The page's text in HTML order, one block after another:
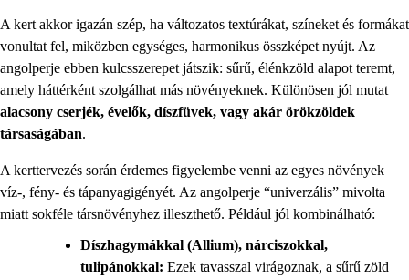
A kert akkor igazán szép, ha változatos textúrákat, színeket és formákat
vonultat fel, miközben egységes, harmonikus összképet nyújt. Az
angolperje ebben kulcsszerepet játszik: sűrű, élénkzöld alapot teremt,
amely háttérként szolgálhat más növényeknek. Különösen jól mutat
alacsony cserjék, évelők, díszfüvek, vagy akár örökzöldek
társaságában.
A kerttervezés során érdemes figyelembe venni az egyes növények
víz-, fény- és tápanyagigényét. Az angolperje “univerzális” mivolta
miatt sokféle társnövényhez illeszthető. Például jól kombinálható:
Díszhagymákkal (Allium), nárciszokkal,
tulipánokkal: Ezek tavasszal virágoznak, a sűrű zöld